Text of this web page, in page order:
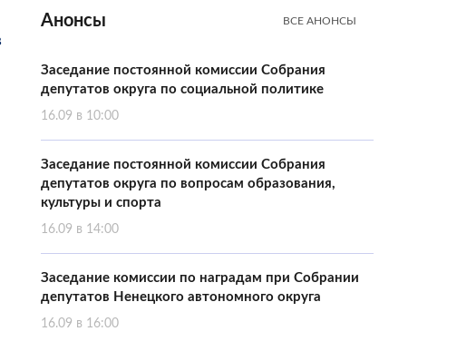
Анонсы ВСЕ АНОНСЫ
Заседание постоянной комиссии Собрания
депутатов округа по социальной политике
16.09 в 10:00
Заседание постоянной комиссии Собрания
депутатов округа по вопросам образования,
культуры и спорта
16.09 в 14:00
Заседание комиссии по наградам при Собрании
депутатов Ненецкого автономного округа
16.09 в 16:00